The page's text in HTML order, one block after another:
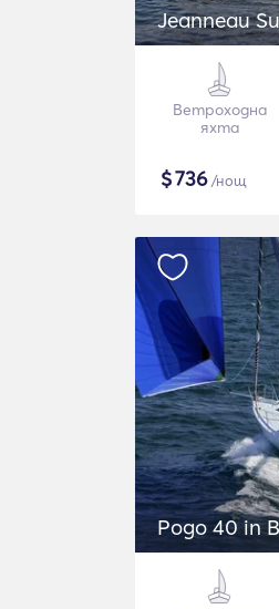
Jeanneau
Ветроходна
яхта
$736/нощ
Pogo 40 in